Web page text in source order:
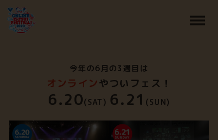
今年の6月の3週目は
オンラインやついフェス！
6.20(SAT) 6.21 (SUN)